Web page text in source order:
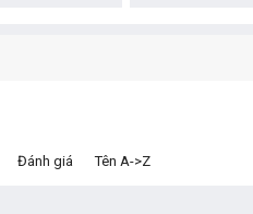
Đánh giá Tên A->Z